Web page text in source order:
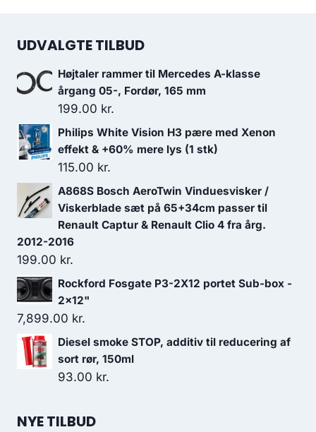
UDVALGTE TILBUD
Højtaler rammer til Mercedes A-klasse
årgang 05-, Fordør, 165 mm
199.00 kr.
Philips White Vision H3 pære med Xenon
effekt & +60% mere lys (1 stk)
115.00 kr.
A868S Bosch AeroTwin Vinduesvisker /
Viskerblade sæt på 65+34cm passer til
Renault Captur & Renault Clio 4 fra årg.
2012-2016
199.00 kr.
Rockford Fosgate P3-2X12 portet Sub-box -
2x12"
7,899.00 kr.
Diesel smoke STOP, additiv til reducering af
sort rør, 150ml
93.00 kr.
NYE TILBUD